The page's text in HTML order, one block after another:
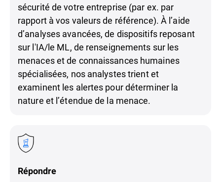
sécurité de votre entreprise (par ex. par
rapport à vos valeurs de référence). À l’aide
d’analyses avancées, de dispositifs reposant
sur l'IA/le ML, de renseignements sur les
menaces et de connaissances humaines
spécialisées, nos analystes trient et
examinent les alertes pour déterminer la
nature et l’étendue de la menace.
Répondre